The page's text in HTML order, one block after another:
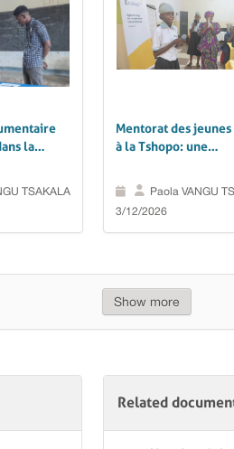
la
TSAKALA
Mentorat des
à la Tshopo: une
leaders en marche
Paola VANGU
3/12/2026
Show more
Related